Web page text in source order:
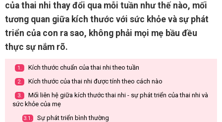
của thai nhi thay đổi qua mỗi tuần như thế nào, mối
tương quan giữa kích thước với sức khỏe và sự phát
triển của con ra sao, không phải mọi mẹ bầu đều
thực sự nắm rõ.
1. Kích thước chuẩn của thai nhi theo tuần
2. Kích thước của thai nhi được tính theo cách nào
3.
Mối liên hệ giữa kích thước thai nhi - sự phát triển của thai nhi và
sức khỏe của mẹ
3.1. Sự phát triển bình thường